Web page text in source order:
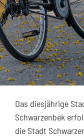
Das diesjährige
Schwarzenbek
die Stadt